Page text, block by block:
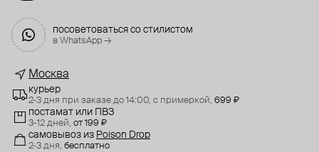
посоветоваться со стилистом
в WhatsApp →
Москва
курьер
2-3 дня при заказе до 14:00, с примеркой, 699 ₽
постамат или ПВЗ
3-12 дней, от 199 ₽
самовывоз из Poison Drop
2-3 дня, бесплатно